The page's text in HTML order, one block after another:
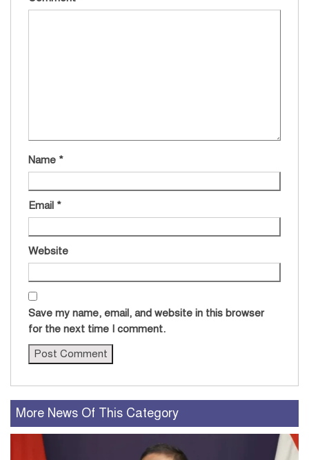
Name *
Email *
Website
Save my name, email, and website in this browser
for the next time I comment.
More News Of This Category